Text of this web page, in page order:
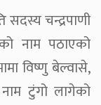
सदस्य चन्द्रपाणी
नाम पठाएको
विष्णु बेल्वासे,
टुंगो लागेको